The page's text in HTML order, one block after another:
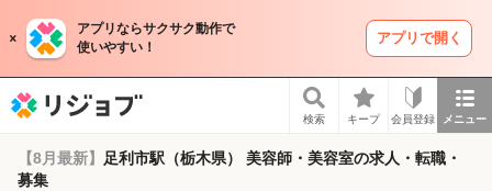
アプリならサクサク動作で
使いやすい！
アプリで開く
検索 キープ 会員登録 メニュー
【8月最新】
足利市駅（栃木県） 美容師・美容室の求人・転職・
募集